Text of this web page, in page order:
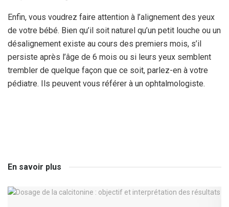
Enfin, vous voudrez faire attention à l’alignement des yeux
de votre bébé. Bien qu’il soit naturel qu’un petit louche ou un
désalignement existe au cours des premiers mois, s’il
persiste après l’âge de 6 mois ou si leurs yeux semblent
trembler de quelque façon que ce soit, parlez-en à votre
pédiatre. Ils peuvent vous référer à un ophtalmologiste.
En savoir plus